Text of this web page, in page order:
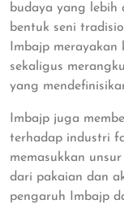
budaya yang lebih
bentuk seni
Imbajp
sekaligus
yang
Imbajp juga
terhadap industri
memasukkan
dari pakaian dan
pengaruh Imbajp